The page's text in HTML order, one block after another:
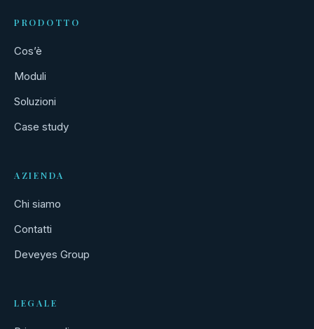
PRODOTTO
Cos’è
Moduli
Soluzioni
Case study
AZIENDA
Chi siamo
Contatti
Deveyes Group
LEGALE